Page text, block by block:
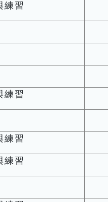
練習
練習
練習
練習